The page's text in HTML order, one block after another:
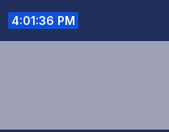
4:01:37 PM